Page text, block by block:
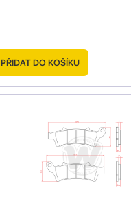
PŘIDAT DO KOŠÍKU